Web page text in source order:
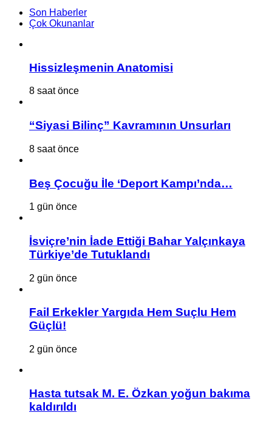
Son Haberler
Çok Okunanlar
Hissizleşmenin Anatomisi
8 saat önce
“Siyasi Bilinç” Kavramının Unsurları
8 saat önce
Beş Çocuğu İle ‘Deport Kampı’nda…
1 gün önce
İsviçre’nin İade Ettiği Bahar Yalçınkaya
Türkiye’de Tutuklandı
2 gün önce
Fail Erkekler Yargıda Hem Suçlu Hem
Güçlü!
2 gün önce
Hasta tutsak M. E. Özkan yoğun bakıma
kaldırıldı